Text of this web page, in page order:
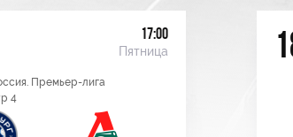
17:00
Пятница
Премьер-лига
4